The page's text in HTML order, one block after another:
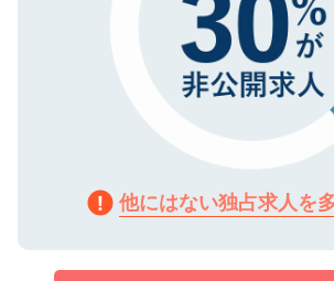
他にはない独占求人を